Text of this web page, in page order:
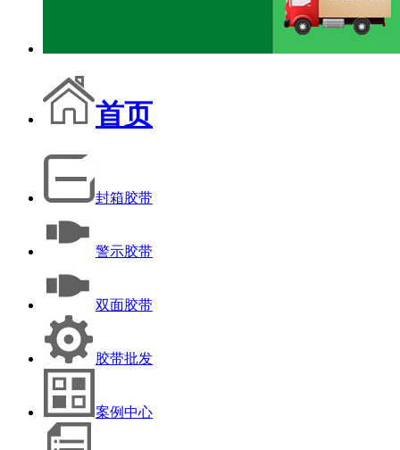
首页
封箱胶带
警示胶带
双面胶带
胶带批发
案例中心